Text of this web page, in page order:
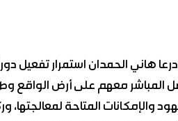
هاني الحمدان استمرار تفعيل
المباشر معهم على أرض الواقع
والإمكانات المتاحة لمعالجتها،